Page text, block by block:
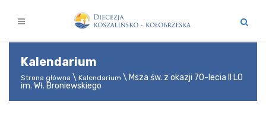
Kalendarium
Strona główna Kalendarium
Msza św. z okazji 70-lecia II LO
im. Wł. Broniewskiego